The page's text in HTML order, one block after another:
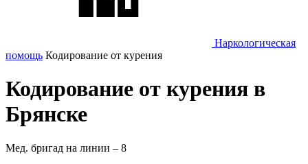
Наркологическая
помощь Кодирование от курения
Кодирование от курения в
Брянске
Мед. бригад на линии – 8